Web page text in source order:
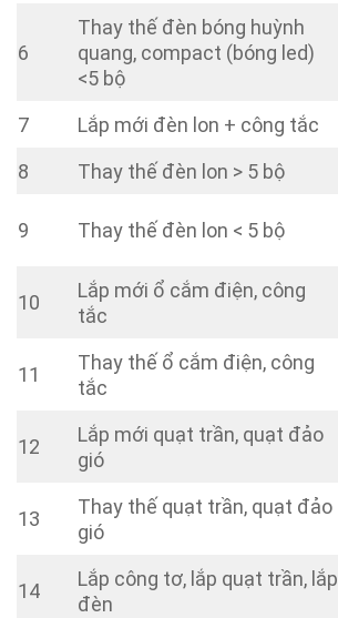
6
Thay thế đèn bóng huỳnh
quang, compact (bóng led)
<5 bộ
7 Lắp mới đèn lon + công tắc
8
Thay thế đèn lon > 5 bộ
9 Thay thế đèn lon < 5 bộ
10
Lắp mới ổ cắm điện, công
tắc
11
Thay thế ổ cắm điện, công
tắc
12
Lắp mới quạt trần, quạt đảo
gió
13
Thay thế quạt trần, quạt đảo
gió
14
Lắp công tơ, lắp quạt trần, lắp
đèn